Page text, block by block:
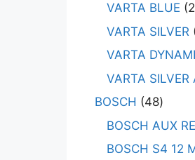
VARTA BLUE
VARTA SILVER
VARTA
VARTA SILVER
BOSCH
48
BOSCH AUX
BOSCH S4 12